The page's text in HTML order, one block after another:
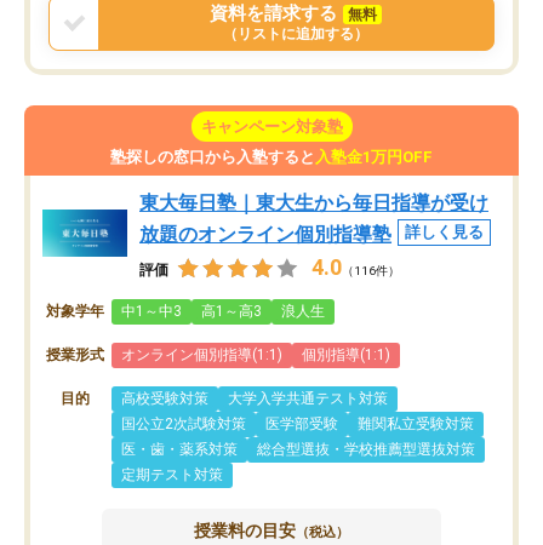
資料を請求する
無料
（リストに追加する）
キャンペーン対象塾
塾探しの窓口から入塾すると 入塾金1万円OFF
東大毎日塾｜東大生から毎日指導が受け
放題のオンライン個別指導塾
詳しく見る
評価 4.0 （116件）
対象学年 中1～中3 高1～高3 浪人生
授業形式 オンライン個別指導(1:1) 個別指導(1:1)
目的 高校受験対策
大学入学共通テスト対策
国公立2次試験対策
医学部受験
難関私立受験対策
医・歯・薬系対策
総合型選抜・学校推薦型選抜対策
定期テスト対策
授業料の目安 （税込）